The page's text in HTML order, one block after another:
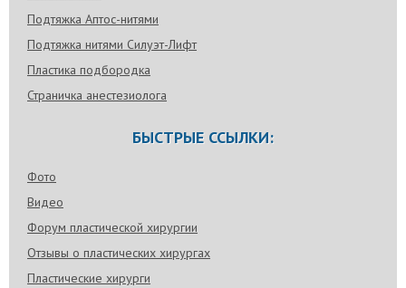
Подтяжка Аптос-нитями
Подтяжка нитями Силуэт-Лифт
Пластика подбородка
Страничка анестезиолога
БЫСТРЫЕ ССЫЛКИ:
Фото
Видео
Форум пластической хирургии
Отзывы о пластических хирургах
Пластические хирурги